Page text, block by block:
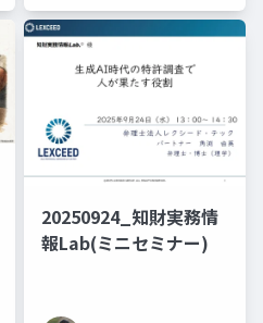
20250924_知財実務情
報Lab(ミニセミナー)